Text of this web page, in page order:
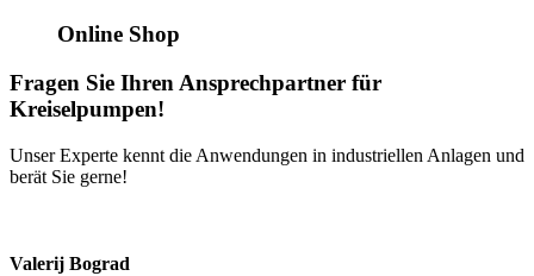
Online Shop
Fragen Sie Ihren Ansprechpartner für
Kreiselpumpen!
Unser Experte kennt die Anwendungen in industriellen Anlagen und
berät Sie gerne!
Valerij Bograd